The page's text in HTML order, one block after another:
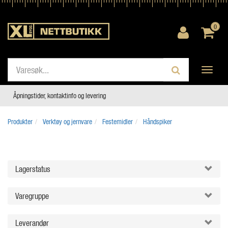
0
Toggle
Åpningstider, kontaktinfo og levering
Produkter Verktøy og jernvare Festemidler Håndspiker
Lagerstatus
Varegruppe
Leverandør